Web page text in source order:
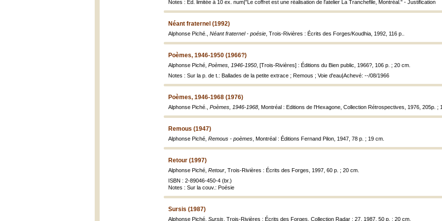
Notes : Éd. limitée à 10 ex. num|"Le coffret est une réalisation de l'atelier La Tranchefile, Montréal." - Justification
Néant fraternel (1992)
Alphonse Piché., Néant fraternel - poésie , Trois-Rivières : Écrits des Forges/Koudhia, 1992, 116 p..
Poèmes, 1946-1950 (1966?)
Alphonse Piché, Poèmes, 1946-1950 , [Trois-Rivières] : Éditions du Bien public, 1966?, 106 p. ; 20 cm.
Notes : Sur la p. de t.: Ballades de la petite extrace ; Remous ; Voie d'eau|Achevé: --/08/1966
Poèmes, 1946-1968 (1976)
Alphonse Piché., Poèmes, 1946-1968 , Montréal : Editions de l'Hexagone, Collection Rétrospectives, 1976, 205p. ;
Remous (1947)
Alphonse Piché, Remous - poèmes , Montréal : Éditions Fernand Pilon, 1947, 78 p. ; 19 cm.
Retour (1997)
Alphonse Piché, Retour , Trois-Rivières : Écrits des Forges, 1997, 60 p. ; 20 cm.
ISBN : 2-89046-450-4 (br.)
Notes : Sur la couv.: Poésie
Sursis (1987)
Alphonse Piché, Sursis , Trois-Rivières : Écrits des Forges, Collection Radar ; 27, 1987, 50 p. ; 20 cm.